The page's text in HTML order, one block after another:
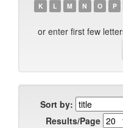
K
L M N O P
or enter first few
Sort by:
Results/Page